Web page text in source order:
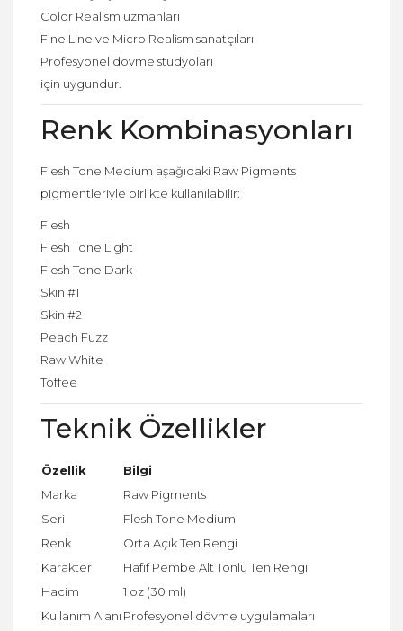
Color Realism uzmanları
Fine Line ve Micro Realism sanatçıları
Profesyonel dövme stüdyoları
için uygundur.
Renk Kombinasyonları
Flesh Tone Medium aşağıdaki Raw Pigments
pigmentleriyle birlikte kullanılabilir:
Flesh
Flesh Tone Light
Flesh Tone Dark
Skin #1
Skin #2
Peach Fuzz
Raw White
Toffee
Teknik Özellikler
Özellik
Bilgi
Marka
Raw Pigments
Seri
Flesh Tone Medium
Renk
Orta Açık Ten Rengi
Karakter
Hafif Pembe Alt Tonlu Ten Rengi
Hacim
1 oz (30 ml)
Kullanım Alanı Profesyonel dövme uygulamaları